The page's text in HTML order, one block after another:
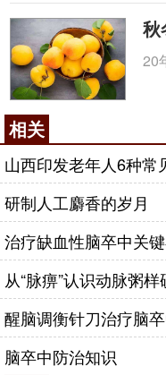
秋
20
相关
山西印发老年人6种常
研制人工麝香的岁月
治疗缺血性脑卒中关
从“脉痹”认识动脉粥样
醒脑调衡针刀治疗脑
脑卒中防治知识